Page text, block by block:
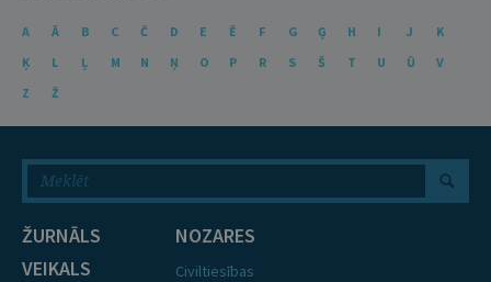
A Ā B C Č D E Ē F G Ģ H I J
K
Ķ
L Ļ M N Ņ O P R S Š T U Ū
V
Z
Ž
ŽURNĀLS
VEIKALS
NOZARES
Civiltiesības